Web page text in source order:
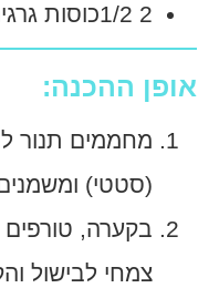
2 1/2כוסות גרגירי תירס
אופן ההכנה:
(סטטי)
בקערה,
צמחי לבישול